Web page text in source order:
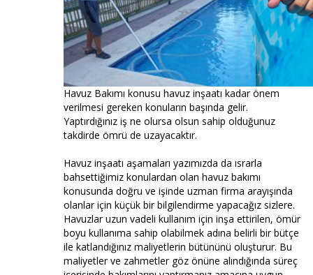
Havuz Bakımı konusu havuz inşaatı kadar önem
verilmesi gereken konuların başında gelir.
Yaptırdığınız iş ne olursa olsun sahip olduğunuz
takdirde ömrü de uzayacaktır.
Havuz inşaatı aşamaları yazımızda da ısrarla
bahsettiğimiz konulardan olan havuz bakımı
konusunda doğru ve işinde uzman firma arayışında
olanlar için küçük bir bilgilendirme yapacağız sizlere.
Havuzlar uzun vadeli kullanım için inşa ettirilen, ömür
boyu kullanıma sahip olabilmek adına belirli bir bütçe
ile katlandığınız maliyetlerin bütününü oluşturur. Bu
maliyetler ve zahmetler göz önüne alındığında süreç